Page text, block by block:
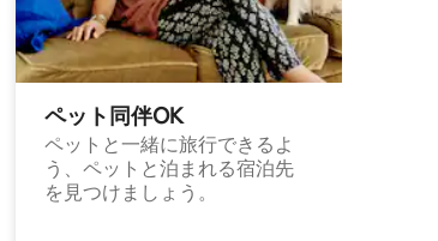
ペット同⁠伴OK
ペットと一緒に旅行できるよ
う、ペットと泊まれる宿泊先
を見つけましょう。